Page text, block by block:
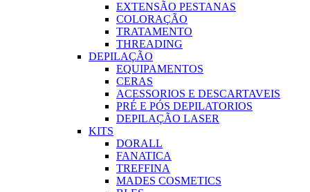
EXTENSÃO PESTANAS
COLORAÇÃO
TRATAMENTO
THREADING
DEPILAÇÃO
EQUIPAMENTOS
CERAS
ACESSORIOS E DESCARTAVEIS
PRÉ E PÓS DEPILATORIOS
DEPILAÇÃO LASER
KITS
DORALL
FANATICA
TREFFINA
MADES COSMETICS